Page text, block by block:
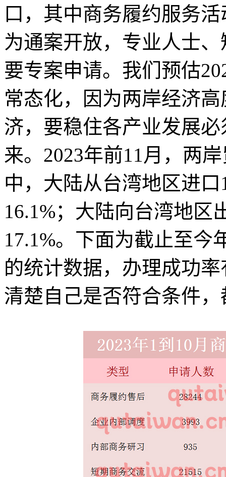
口，其中商务履约服务
为通案开放，专业人士
要专案申请。我们预估
常态化，因为两岸经济
济，要稳住各产业发展
来。2023年前11月，两
中，大陆从台湾地区进
16.1%；大陆向台湾地区
17.1%。下面为截止至今
的统计数据，办理成功
清楚自己是否符合条件